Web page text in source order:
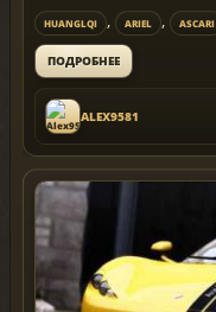
HUANGLQI , ARIEL , ASCARI
ПОДРОБНЕЕ
ALEX9581